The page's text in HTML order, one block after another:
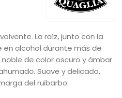
La raíz, junto con la
en alcohol durante más de
de color oscuro y ámbar
Suave y delicado,
del ruibarbo.